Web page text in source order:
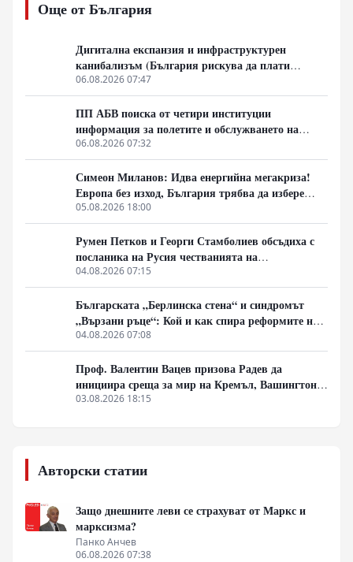
модел вече е разрушено, но новият все още не се е
кризата на либералния модел, смяната на елитите,
историческите паралели с България, Франция, Русия
и Германия, както и за причините обществата
за поредните партийни битки, а за процесите, които
подготвят следващия политически цикъл.
Още от България
Дигитална експанзия и инфраструктурен
канибализъм (България рискува да плати
дигиталната трансформация на Европа с
екологична катастрофа!)
06.08.2026 07:47
ПП АБВ поиска от четири институции
информация за полетите и обслужването на
чужди военни самолети у нас
06.08.2026 07:32
Симеон Миланов: Идва енергийна мегакриза!
Европа без изход, България трябва да избере
сама пътя си
05.08.2026 18:00
Румен Петков и Георги Стамболиев обсъдиха с
посланика на Русия честванията на
Шипченската епопея и осъдиха медийните лъжи
за събитията в храм „Св. Неделя“
04.08.2026 07:15
Българската „Берлинска стена“ и синдромът
„Вързани ръце“: Кой и как спира реформите на
генерал Румен Радев?
04.08.2026 07:08
Проф. Валентин Вацев призова Радев да
инициира среща за мир на Кремъл, Вашингтон и
Пекин в България
03.08.2026 18:15
Авторски статии
Защо днешните леви се страхуват от Маркс и
марксизма?
Панко Анчев
06.08.2026 07:38